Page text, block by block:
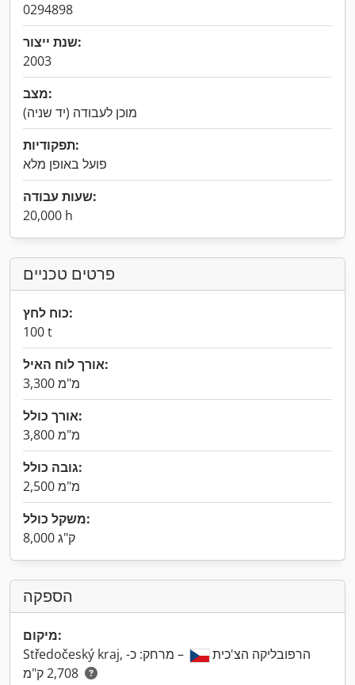
0294898
שנת ייצור:
2003
מצב:
מוכן לעבודה (יד שניה)
תפקודיות:
פועל באופן מלא
שעות עבודה:
20,000 h
פרטים טכניים
כוח לחץ:
100 t
אורך לוח האיל:
3,300 מ"מ
אורך כולל:
3,800 מ"מ
גובה כולל:
2,500 מ"מ
משקל כולל:
8,000 ק"ג
הספקה
מיקום:
Středočeský kraj, הרפובליקה הצ'כית
– מרחק: כ-